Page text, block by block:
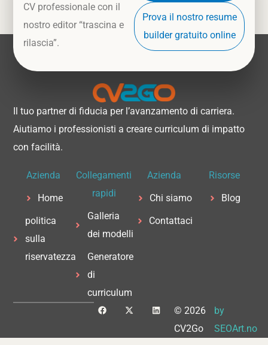
CV professionale con il
nostro editor “trascina e
rilascia”.
Prova il nostro resume
builder gratuito online
Il tuo partner di fiducia per l’avanzamento di carriera.
Aiutiamo i professionisti a creare curriculum di impatto
con facilità.
Azienda
Home
politica
sulla
riservatezza
Collegamenti
rapidi
Galleria
dei modelli
Generatore
di
curriculum
Azienda
Chi siamo
Contattaci
Risorse
Blog
© 2026
CV2Go
by
SEOArt.no
F
a
b
X
-
i
L
i
e